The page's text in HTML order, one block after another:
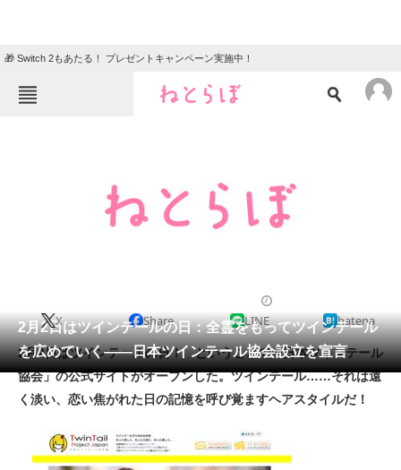
🎁 Switch 2もあたる！ プレゼントキャンペーン実施中！
クイズ
地域
会員記事
メディア
注目記事を集めた総合ページ
ITの今と未来を見通す
2月2日はツインテールの日：全霊をもってツインテール
を広めていく――日本ツインテール協会設立を宣言
X Share LINE hatena
2月2日はツインテールの日！ ということで「日本ツインテール
協会」の公式サイトがオープンした。ツインテール……それは遠
く淡い、恋い焦がれた日の記憶を呼び覚ますヘアスタイルだ！